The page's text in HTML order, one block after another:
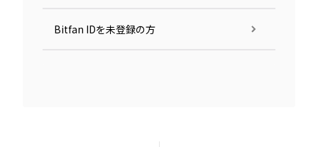
Bitfan IDを未登録の方